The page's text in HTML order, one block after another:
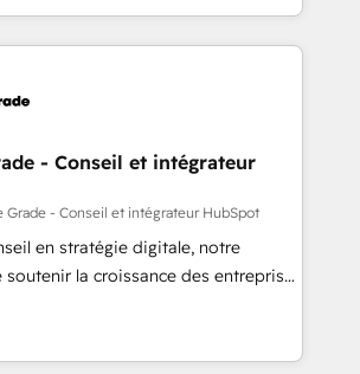
• Amélioration de la
des données pour des
Notre équipe de 30
total, alignant processus
et guidant vos équipes à
tout en centrant vos objectifs
de 400 clients, nous comprenons
organisation. Pour toute
ou besoin de structuration de
- Conseil et intégrateur
Grade - Conseil et intégrateur HubSpot
en stratégie digitale, notre
la croissance des entreprises
de nouveaux clients,
et le développement des revenus
existants. En France et à